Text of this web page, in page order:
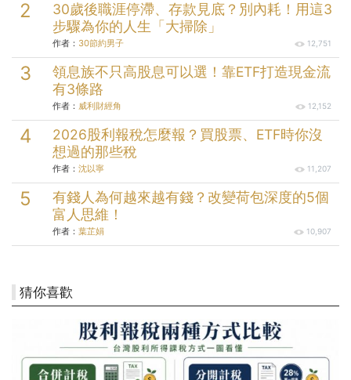
30歲後職涯停滯、存款見底？別內耗！用這3
步驟為你的人生「大掃除」
作者： 30節約男子 12,751
領息族不只高股息可以選！靠ETF打造現金流
有3條路
作者： 威利財經角 12,152
2026股利報稅怎麼報？買股票、ETF時你沒
想過的那些稅
作者： 沈以寧 11,207
有錢人為何越來越有錢？改變荷包深度的5個
富人思維！
作者： 葉芷娟 10,907
猜你喜歡